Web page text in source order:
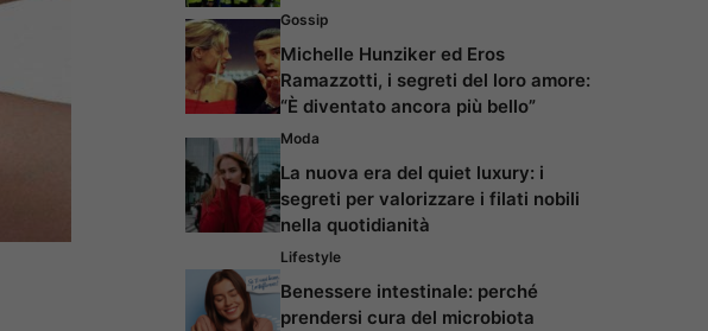
Gossip
Michelle Hunziker ed Eros
Ramazzotti, i segreti del loro amore:
“È diventato ancora più bello”
Moda
La nuova era del quiet luxury: i
segreti per valorizzare i filati nobili
nella quotidianità
Lifestyle
Benessere intestinale: perché
prendersi cura del microbiota